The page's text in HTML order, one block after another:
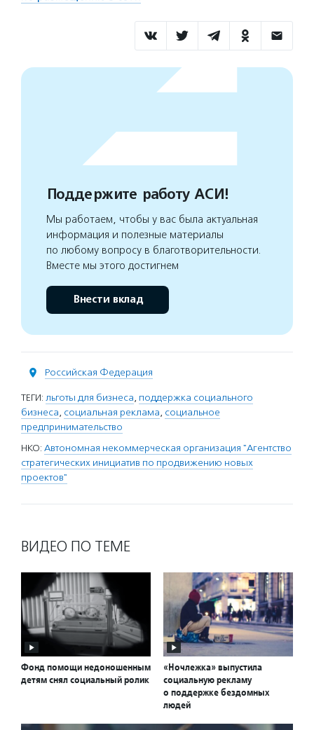
Поддержите работу АСИ!
Мы работаем, чтобы у вас была актуальная
информация и полезные материалы
по любому вопросу в благотворительности.
Вместе мы этого достигнем
Внести вклад
Российская Федерация
ТЕГИ: льготы для бизнеса, поддержка социального
бизнеса, социальная реклама, социальное
предпринимательство
НКО: Автономная некоммерческая организация "Агентство
стратегических инициатив по продвижению новых
проектов"
ВИДЕО ПО ТЕМЕ
Фонд помощи недоношенным
детям снял социальный ролик
«Ночлежка» выпустила
социальную рекламу
о поддержке бездомных
людей